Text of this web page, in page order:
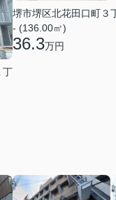
丁
堺市堺区北花田口町３
- (136.00㎡)
36.3万円